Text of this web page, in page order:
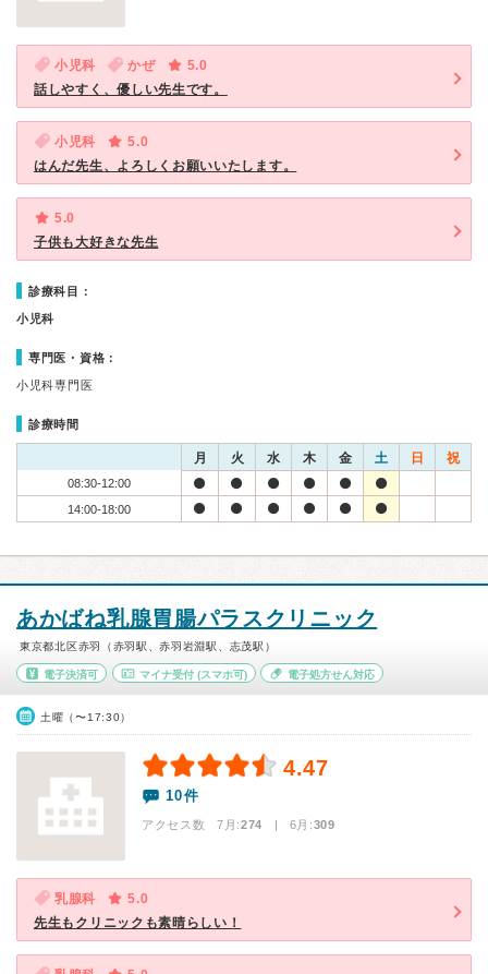
小児科 かぜ
5.0
話しやすく、優しい先生です。
小児科
5.0
はんだ先生、よろしくお願いいたします。
5.0
子供も大好きな先生
診療科目：
小児科
専門医・資格：
小児科専門医
診療時間
月 火 水 木 金 土 日 祝
08:30-12:00
14:00-18:00
あかばね乳腺胃腸パラスクリニック
東京都北区赤羽（赤羽駅、赤羽岩淵駅、志茂駅）
電子決済可 マイナ受付(スマホ可) 電子処方せん対応
土曜（〜17:30）
4.47
10件
アクセス数 7月:274 | 6月:309
乳腺科
5.0
先生もクリニックも素晴らしい！